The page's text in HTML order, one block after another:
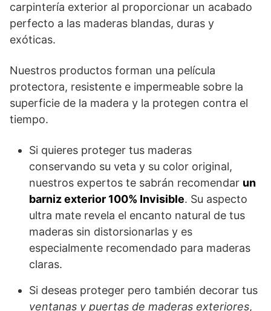
carpintería exterior al proporcionar un acabado
perfecto a las maderas blandas, duras y
exóticas.
Nuestros productos forman una película
protectora, resistente e impermeable sobre la
superficie de la madera y la protegen contra el
tiempo.
Si quieres proteger tus maderas
conservando su veta y su color original,
nuestros expertos te sabrán recomendar un
barniz exterior 100% Invisible. Su aspecto
ultra mate revela el encanto natural de tus
maderas sin distorsionarlas y es
especialmente recomendado para maderas
claras.
Si deseas proteger pero también decorar tus
ventanas y puertas de maderas exteriores,